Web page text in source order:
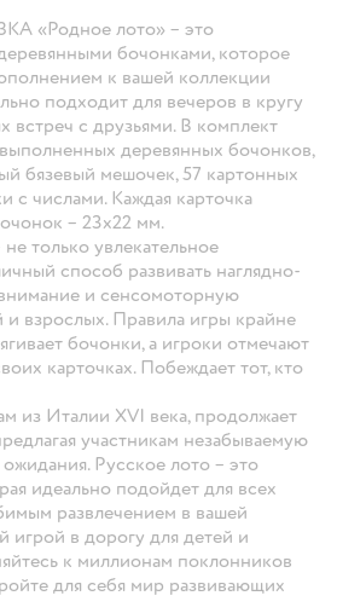
«Родное лото» – это
бочонками, которое
к вашей коллекции
подходит для вечеров в кругу
встреч с друзьями. В комплект
деревянных бочонков,
бязевый мешочек, 57 картонных
с числами. Каждая карточка
– 23x22 мм.
только увлекательное
способ развивать наглядно-
и сенсомоторную
взрослых. Правила игры крайне
бочонки, а игроки отмечают
карточках. Побеждает тот, кто
из Италии XVI века, продолжает
участникам незабываемую
Русское лото – это
идеально подойдет для всех
развлечением в вашей
игрой в дорогу для детей и
к миллионам поклонников
для себя мир развивающих